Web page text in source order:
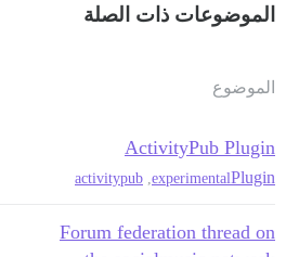
الموضوعات ذات الصلة
الموضوع
ActivityPub Plugin
Plugin
experimental
activitypub
Forum federation thread on